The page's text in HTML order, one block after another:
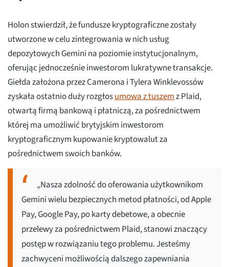
Holon stwierdził, że fundusze kryptograficzne zostały
utworzone w celu zintegrowania w nich usług
depozytowych Gemini na poziomie instytucjonalnym,
oferując jednocześnie inwestorom lukratywne transakcje.
Giełda założona przez Camerona i Tylera Winklevossów
zyskała ostatnio duży rozgłosumowa z tuszemz Plaid,
otwartą firmą bankową i płatniczą, za pośrednictwem
której ma umożliwić brytyjskim inwestorom
kryptograficznym kupowanie kryptowalut za
pośrednictwem swoich banków.
„Nasza zdolność do oferowania użytkownikom
Gemini wielu bezpiecznych metod płatności, od Apple
Pay, Google Pay, po karty debetowe, a obecnie
przelewy za pośrednictwem Plaid, stanowi znaczący
postęp w rozwiązaniu tego problemu. Jesteśmy
zachwyceni możliwością dalszego zapewniania